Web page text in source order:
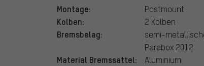
Montage: Postmount
Kolben: 2 Kolben
Bremsbelag:
semi-
Parabox 2012
Material Bremssattel: Aluminium